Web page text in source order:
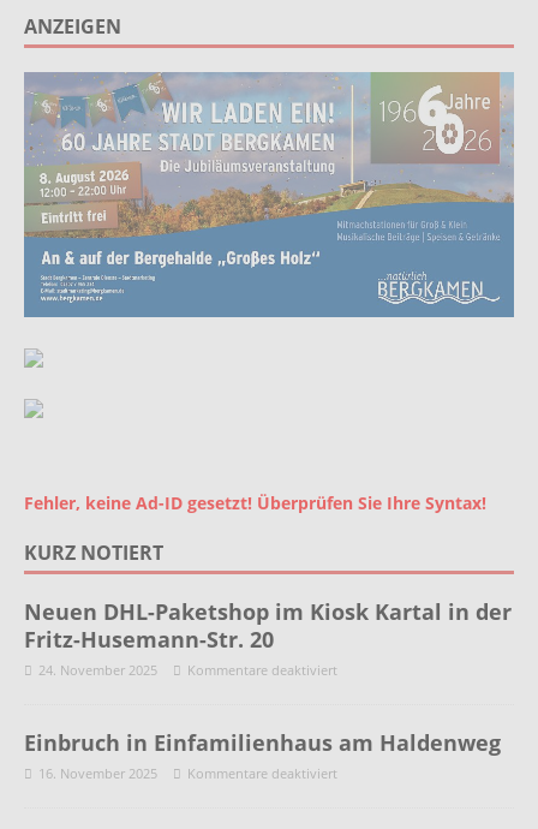
ANZEIGEN
Fehler, keine Ad-ID gesetzt! Überprüfen Sie Ihre Syntax!
KURZ NOTIERT
Neuen DHL-Paketshop im Kiosk Kartal in der
Fritz-Husemann-Str. 20
24. November 2025 Kommentare deaktiviert
Einbruch in Einfamilienhaus am Haldenweg
16. November 2025 Kommentare deaktiviert